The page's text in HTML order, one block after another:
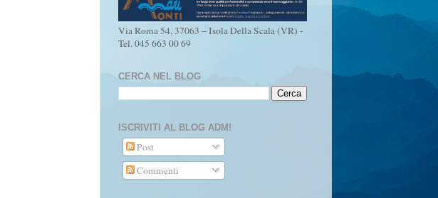
Via Roma 54, 37063 – Isola Della Scala (VR) -
Tel. 045 663 00 69
CERCA NEL BLOG
ISCRIVITI AL BLOG ADM!
Post
Commenti